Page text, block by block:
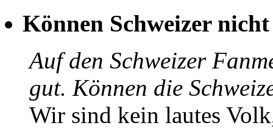
Können Schweizer
Auf den Schweizer
gut. Können die
Wir sind kein lautes